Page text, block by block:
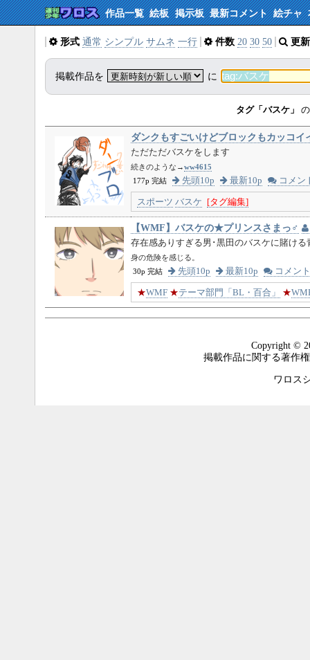
作品一覧 絵板 掲示板 最新コメント 絵チャ
形式 通常 シンプル サムネ 一行 件数 20 30 50 更
掲載作品を に
タグ「バスケ」
ダンクもすごいけどブロックもカッコ
ただただバスケをします
続きのような→ww4615
177p 完結
先頭10p 最新10p コメン
スポーツ バスケ [タグ編集]
【WMF】バスケの★プリンスさまっ♂
存在感ありすぎる男･黒田のバスケに賭ける
身の危険を感じる。
30p 完結
先頭10p 最新10p コメント
★WMF ★テーマ部門「BL・百合」 ★
Copyright ©
掲載作品に関する著作
ワロス